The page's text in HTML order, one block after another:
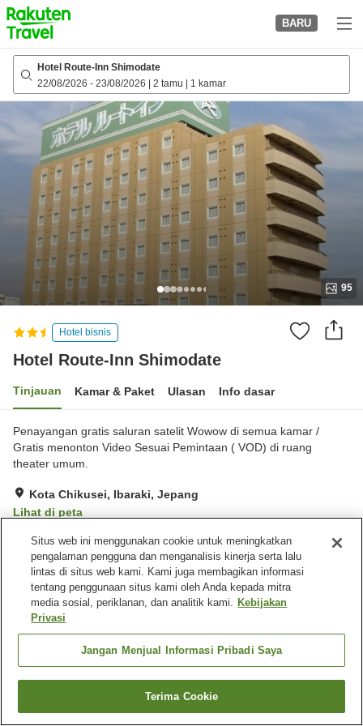
to
top
page
BARU
Hotel Route-Inn Shimodate
22/08/2026 - 23/08/2026 2 tamu 1 kamar
95
Hotel bisnis
Hotel Route-Inn Shimodate
Tinjauan Kamar & Paket Ulasan Info dasar
Penayangan gratis saluran satelit Wowow di semua kamar /
Gratis menonton Video Sesuai Pemintaan ( VOD) di ruang
theater umum.
Kota Chikusei, Ibaraki, Jepang
Lihat di peta
Sangat baik Ulasan: 248
Fasilitas properti
Tempat parkir
Spa / Salon kecantikan
Restoran
Beranda Jepang Ibaraki
Kota Chikusei
Hotel Route-Inn Shimodate
Cari kamar
Situs web ini menggunakan cookie untuk meningkatkan
pengalaman pengguna dan menganalisis kinerja serta lalu
lintas di situs web kami. Kami juga membagikan informasi
tentang penggunaan situs kami oleh Anda kepada mitra
media sosial, periklanan, dan analitik kami. Kebijakan
Privasi
Jangan Menjual Informasi Pribadi Saya
Terima Cookie